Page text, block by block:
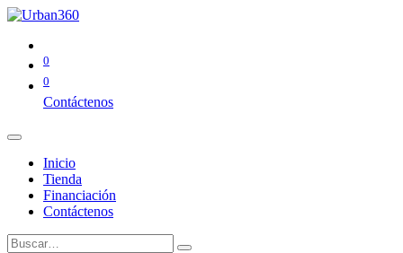
0
0
Contáctenos
Inicio
Tienda
Financiación
Contáctenos